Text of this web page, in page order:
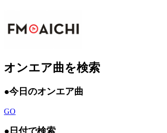
オンエア曲を検索
●今日のオンエア曲
GO
● 日付で検索